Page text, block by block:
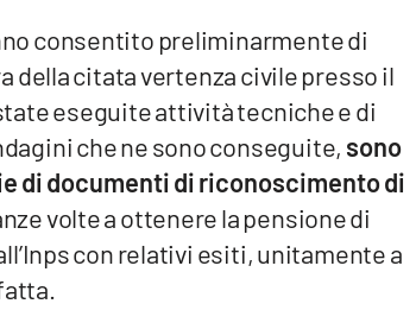
consentito preliminarmente di
della citata vertenza civile presso il
eseguite attività tecniche e di
che ne sono conseguite, sono
di documenti di riconoscimento di
volte a ottenere la pensione di
con relativi esiti, unitamente a